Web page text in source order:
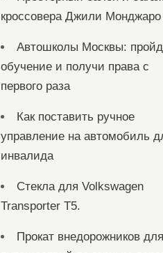
кроссовера Джили Монджаро
Автошколы Москвы:
обучение и получи права с
первого раза
Как поставить ручное
управление на автомобиль
инвалида
Стекла для Volkswagen
Transporter T5.
Прокат внедорожников для